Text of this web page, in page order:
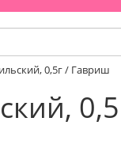
0,5г / Гавриш